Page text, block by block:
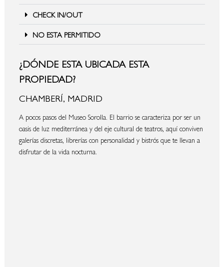
CHECK IN/OUT
NO ESTA PERMITIDO
¿DÓNDE ESTA UBICADA ESTA
PROPIEDAD?
CHAMBERÍ, MADRID
A pocos pasos del Museo Sorolla. El barrio se caracteriza por ser un
oasis de luz mediterránea y del eje cultural de teatros, aquí conviven
galerías discretas, librerías con personalidad y bistrós que te llevan a
disfrutar de la vida nocturna.